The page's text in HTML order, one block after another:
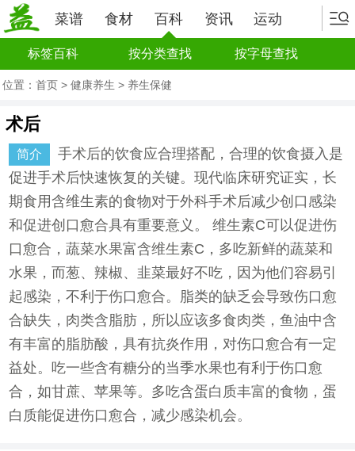
菜谱 食材 百科 资讯 运动
标签百科 按分类查找 按字母查找
位置： 首页 > 健康养生 > 养生保健
术后
简介
手术后的饮食应合理搭配，合理的饮食摄入是
促进手术后快速恢复的关键。现代临床研究证实，长
期食用含维生素的食物对于外科手术后减少创口感染
和促进创口愈合具有重要意义。 维生素C可以促进伤
口愈合，蔬菜水果富含维生素C，多吃新鲜的蔬菜和
水果，而葱、辣椒、韭菜最好不吃，因为他们容易引
起感染，不利于伤口愈合。脂类的缺乏会导致伤口愈
合缺失，肉类含脂肪，所以应该多食肉类，鱼油中含
有丰富的脂肪酸，具有抗炎作用，对伤口愈合有一定
益处。吃一些含有糖分的当季水果也有利于伤口愈
合，如甘蔗、苹果等。多吃含蛋白质丰富的食物，蛋
白质能促进伤口愈合，减少感染机会。